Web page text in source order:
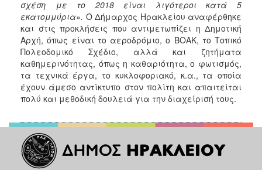
σχέση με το 2018 είναι λιγότεροι κατά 5
εκατομμύρια». Ο Δήμαρχος Ηρακλείου αναφέρθηκε
και στις προκλήσεις που αντιμετωπίζει η Δημοτική
Αρχή, όπως είναι το αεροδρόμιο, ο ΒΟΑΚ, το Τοπικό
Πολεοδομικό Σχέδιο, αλλά και ζητήματα
καθημερινότητας, όπως η καθαριότητα, ο φωτισμός,
τα τεχνικά έργα, το κυκλοφοριακό, κ.α., τα οποία
έχουν άμεσο αντίκτυπο στον πολίτη και απαιτείται
πολύ και μεθοδική δουλειά για την διαχείρισή τους.